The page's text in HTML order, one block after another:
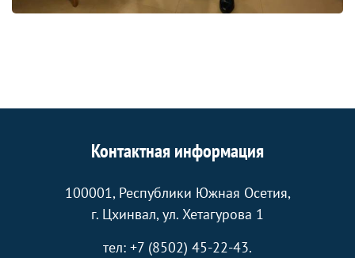
Контактная информация
100001, Республики Южная Осетия,
г. Цхинвал, ул. Хетагурова 1
тел: +7 (8502) 45-22-43.